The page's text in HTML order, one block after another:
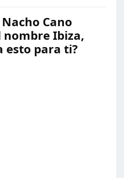
Cano
nombre Ibiza,
esto para ti?